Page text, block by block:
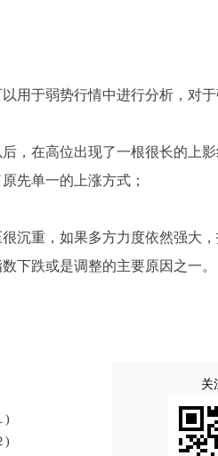
于弱势行情中进行分析，对于
在高位出现了一根很长的上影
先单一的上涨方式；
重，如果多方力度依然强大，
下跌或是调整的主要原因之一。
)
)
关